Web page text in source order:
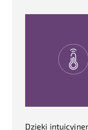
Dzięki